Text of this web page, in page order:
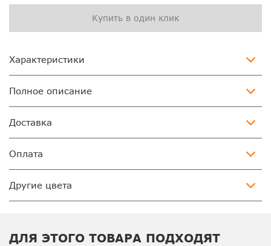
Купить в один клик
Характеристики
Полное описание
Доставка
Оплата
Другие цвета
ДЛЯ ЭТОГО ТОВАРА ПОДХОДЯТ